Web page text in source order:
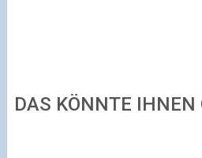
DAS KÖNNTE IHNEN